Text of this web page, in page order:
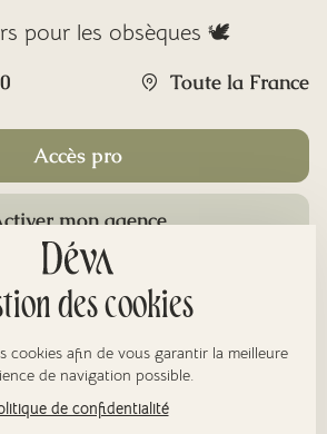
pour les obsèques 🕊️
Toute la France
Accès pro
mon agence
des cookies
cookies afin de vous garantir la meilleure
de navigation possible.
de confidentialité